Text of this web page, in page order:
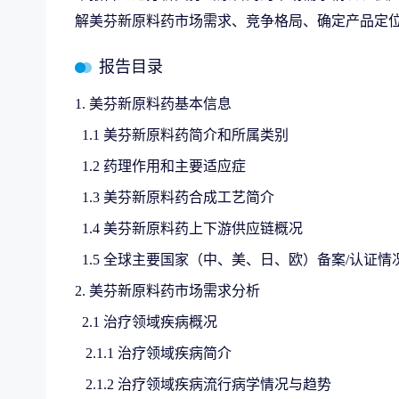
解美芬新原料药市场需求、竞争格局、确定产品定
报告目录
1. 美芬新原料药基本信息
1.1 美芬新原料药简介和所属类别
1.2 药理作用和主要适应症
1.3 美芬新原料药合成工艺简介
1.4 美芬新原料药上下游供应链概况
1.5 全球主要国家（中、美、日、欧）备案/认证情
2. 美芬新原料药市场需求分析
2.1 治疗领域疾病概况
2.1.1 治疗领域疾病简介
2.1.2 治疗领域疾病流行病学情况与趋势